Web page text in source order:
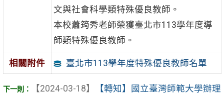
文與社會科學類特殊優良教師。
本校蕭筠秀老師榮獲臺北市113學年度導
師類特殊優良教師。
相關附件 臺北市113學年度特殊優良教師名單
【2024-03-18】
【轉知】國立臺灣師範大學辦理